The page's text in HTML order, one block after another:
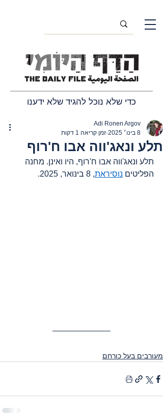
כדי שלא נוכל להגיד שלא ידענו
תלע ונאג'ווה אבו ח'רוף
Adi Ronen Argov
8 בינו׳ 2025
זמן קריאה 1 דקות
תלע ונאג'ווה אבו ח'רוף, היו ואינן. מחנה
הפליטים נוסיראת, 8 בינואר, 2025.
מעורבים בעל כורחם